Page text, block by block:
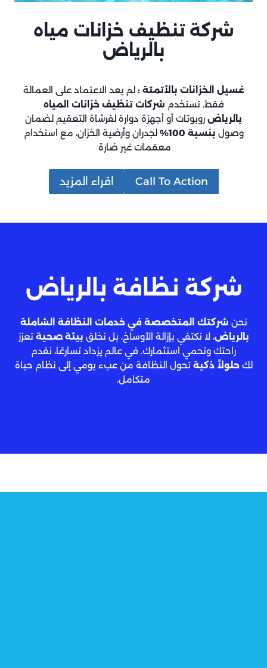
شركة تنظيف خزانات مياه
بالرياض
غسيل الخزانات بالأتمتة : لم يعد الاعتماد على العمالة
فقط. تستخدم شركات تنظيف خزانات المياه
بالرياض روبوتات أو أجهزة دوارة لفرشاة التعقيم لضمان
وصول بنسبة 100%
لجدران وأرضية الخزان، مع استخدام
معقمات غير ضارة
Call To Action اقراء المزيد
شركة نظافة بالرياض
نحن شركتك المتخصصة في خدمات النظافة الشاملة
بالرياض، لا نكتفي بإزالة الأوساخ، بل نخلق بيئة صحية تعزز
راحتك وتحمي استثمارك. في عالم يزداد تسارعًا، نقدم
لكحلولاً ذكية تحول النظافة من عبء يومي إلى نظام حياة
متكامل.